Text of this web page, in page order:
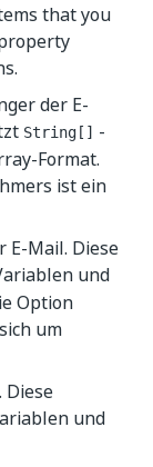
that you
der E-
String[] -
Format.
ist ein
E-Mail. Diese
und
Option
um
Diese
und